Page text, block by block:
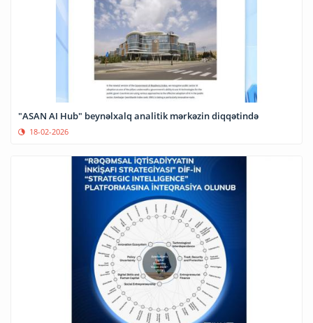
"ASAN AI Hub" beynəlxalq analitik mərkəzin diqqətində
18-02-2026